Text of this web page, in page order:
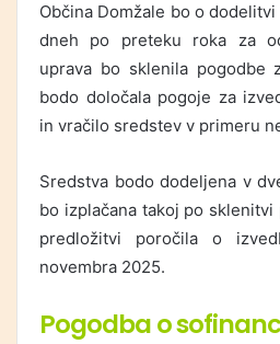
Občina Domžale bo o
dneh po preteku roka za
uprava bo sklenila pogodbe
bodo določala pogoje za
in vračilo sredstev v primeru
Sredstva bodo dodeljena v
bo izplačana takoj po
predložitvi poročila o
novembra 2025.
Pogodba o